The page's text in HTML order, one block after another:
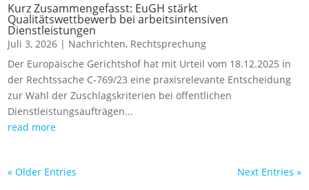
Kurz Zusammengefasst: EuGH stärkt
Qualitätswettbewerb bei arbeitsintensiven
Dienstleistungen
Juli 3, 2026 | Nachrichten, Rechtsprechung
Der Europäische Gerichtshof hat mit Urteil vom 18.12.2025 in
der Rechtssache C‑769/23 eine praxisrelevante Entscheidung
zur Wahl der Zuschlagskriterien bei öffentlichen
Dienstleistungsaufträgen...
read more
« Older Entries Next Entries »